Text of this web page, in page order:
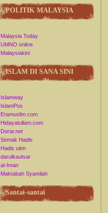
POLITIK MALAYSIA
Malaysia Today
UMNO online
Malaysiakini
ISLAM DI SANA SINI
Islamway
IslamPos
Eramuslim.com
Hidayatullam.com
Dorar.net
Semak Hadis
Hadis uitm
darulkautsar
al-Iman
Maktabah Syamilah
Santai-santai